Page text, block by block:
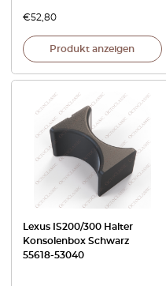
€52,80
Produkt anzeigen
Lexus IS200/300 Halter
Konsolenbox Schwarz
55618-53040